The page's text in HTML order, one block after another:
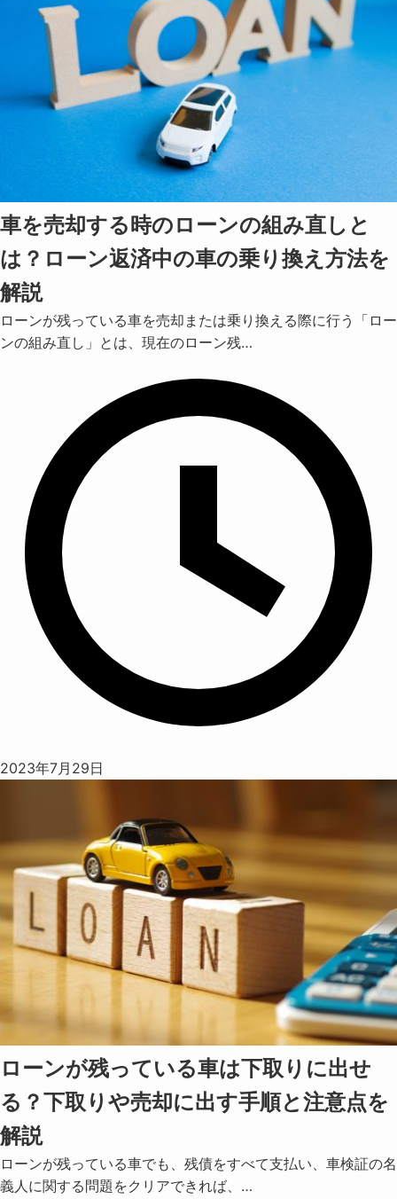
車を売却する時のローンの組み直しと
は？ローン返済中の車の乗り換え方法を
解説
ローンが残っている車を売却または乗り換える際に行う「ロー
ンの組み直し」とは、現在のローン残…
2023年7月29日
ローンが残っている車は下取りに出せ
る？下取りや売却に出す手順と注意点を
解説
ローンが残っている車でも、残債をすべて支払い、車検証の名
義人に関する問題をクリアできれば、…